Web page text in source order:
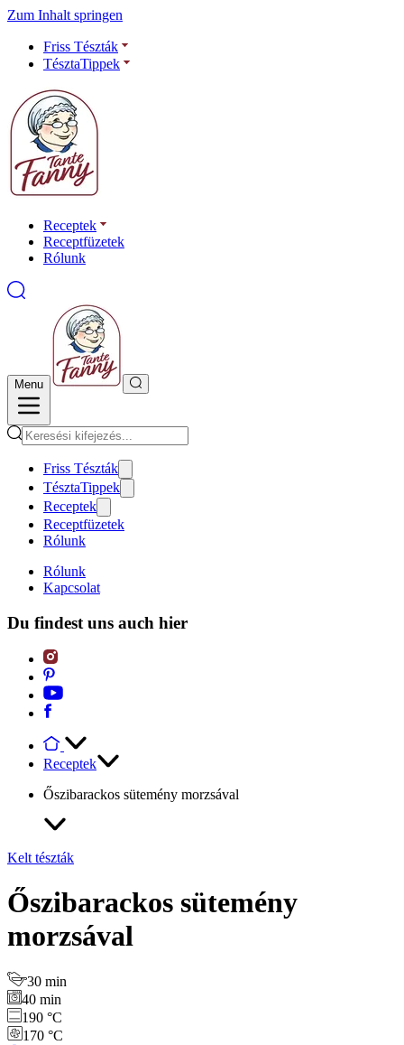
Zum Inhalt springen
Friss Tészták
TésztaTippek
Receptek
Receptfüzetek
Rólunk
Menu
Friss Tészták
TésztaTippek
Receptek
Receptfüzetek
Rólunk
Rólunk
Kapcsolat
Du findest uns auch hier
Receptek
Őszibarackos sütemény morzsával
Kelt tészták
Őszibarackos sütemény
morzsával
30 min
40 min
190 °C
170 °C